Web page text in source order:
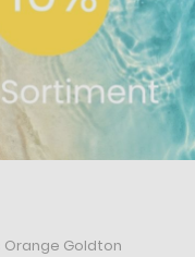
Orange Goldton